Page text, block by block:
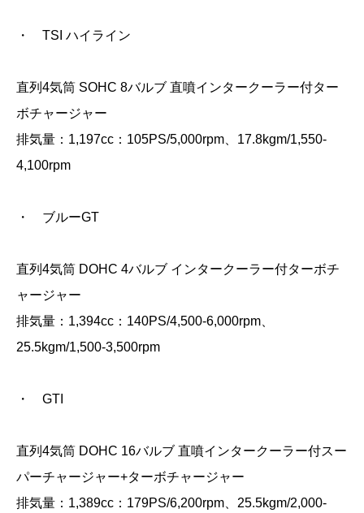
・ TSI ハイライン
直列4気筒 SOHC 8バルブ 直噴インタークーラー付ター
ボチャージャー
排気量：1,197cc：105PS/5,000rpm、17.8kgm/1,550‐
4,100rpm
・ ブルーGT
直列4気筒 DOHC 4バルブ インタークーラー付ターボチ
ャージャー
排気量：1,394cc：140PS/4,500-6,000rpm、
25.5kgm/1,500‐3,500rpm
・ GTI
直列4気筒 DOHC 16バルブ 直噴インタークーラー付スー
パーチャージャー+ターボチャージャー
排気量：1,389cc：179PS/6,200rpm、25.5kgm/2,000‐